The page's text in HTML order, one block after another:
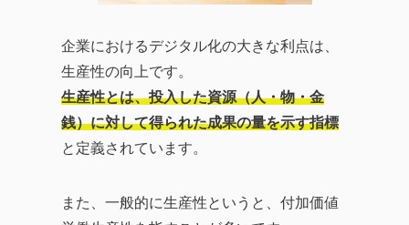
企業におけるデジタル化の大きな利点は、
生産性の向上です。
生産性とは、投入した資源（人・物・金
銭）に対して得られた成果の量を示す指標
と定義されています。
また、一般的に生産性というと、付加価値